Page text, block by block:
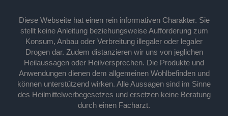
Diese Webseite hat einen rein informativen Charakter. Sie
stellt keine Anleitung beziehungsweise Aufforderung zum
Konsum, Anbau oder Verbreitung illegaler oder legaler
Drogen dar. Zudem distanzieren wir uns von jeglichen
Heilaussagen oder Heilversprechen. Die Produkte und
Anwendungen dienen dem allgemeinen Wohlbefinden und
können unterstützend wirken. Alle Aussagen sind im Sinne
des Heilmittelwerbegesetzes und ersetzen keine Beratung
durch einen Facharzt.